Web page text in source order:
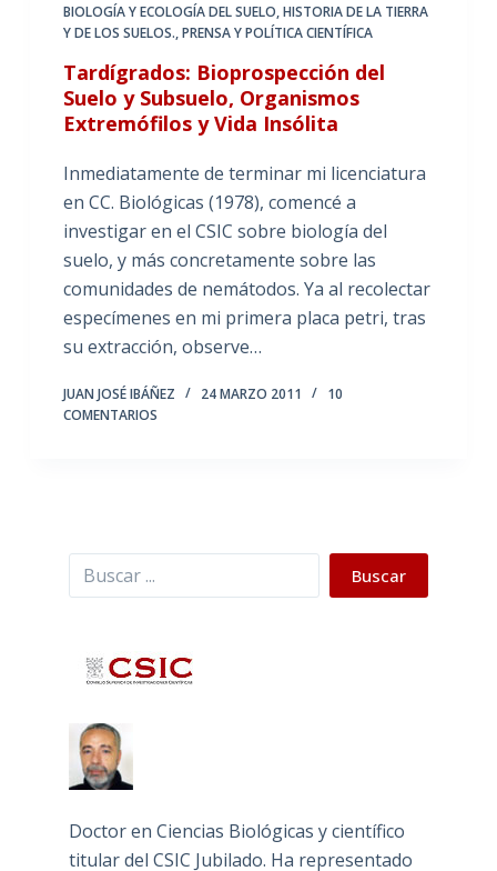
BIOLOGÍA Y ECOLOGÍA DEL SUELO,HISTORIA DE LA TIERRA
Y DE LOS SUELOS.,PRENSA Y POLÍTICA CIENTÍFICA
Tardígrados: Bioprospección del
Suelo y Subsuelo, Organismos
Extremófilos y Vida Insólita
Inmediatamente de terminar mi licenciatura
en CC. Biológicas (1978), comencé a
investigar en el CSIC sobre biología del
suelo, y más concretamente sobre las
comunidades de nemátodos. Ya al recolectar
especímenes en mi primera placa petri, tras
su extracción, observe…
JUAN JOSÉ IBÁÑEZ 24 MARZO 2011
10
COMENTARIOS
Buscar Buscar
Doctor en Ciencias Biológicas y científico
titular del CSIC Jubilado. Ha representado